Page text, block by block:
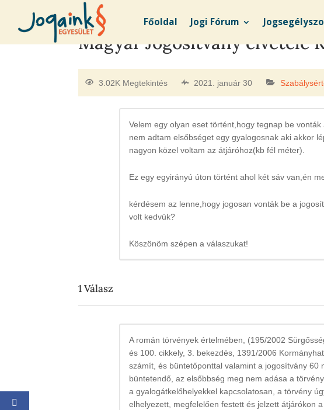
Főoldal Jogi Fórum
Magyar Jogosítvány elvétele
3.02K Megtekintés 2021. január 30
Velem egy olyan eset történt,hogy tegnap be
nem adtam elsőbséget egy gyalogosnak aki akkor
nagyon közel voltam az átjáróhoz(kb fél méter).
Ez egy egyirányú úton történt ahol két sáv van,én
kérdésem az lenne,hogy jogosan vonták be a
volt kedvük?
Köszönöm szépen a válaszukat!
1Válasz
A román törvények értelmében, (195/2002
és 100. cikkely, 3. bekezdés, 1391/2006
számít, és büntetőponttal valamint a jogosítvány 60
büntetendő, az elsőbbség meg nem adása a
a gyalogátkelőhelyekkel kapcsolatosan, a törvény
elhelyezett, megfelelően festett és jelzett átjárókon